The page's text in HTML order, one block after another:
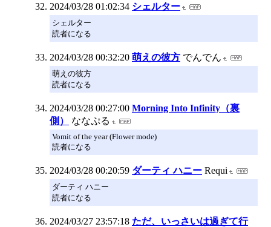
2024/03/28 01:02:34 シェルター
シェルター
読者になる
2024/03/28 00:32:20 萌えの彼方 でんでん
萌えの彼方
読者になる
2024/03/28 00:27:00 Morning Into Infinity（裏
側）
ななぷる
Vomit of the year (Flower mode)
読者になる
2024/03/28 00:20:59 ダーティ ハニー Requi
ダーティ ハニー
読者になる
2024/03/27 23:57:18 ただ、いっさいは過ぎて行